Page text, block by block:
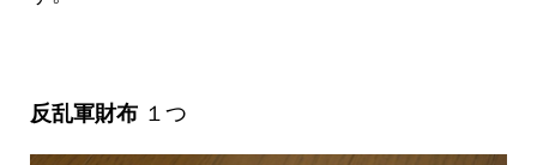
反乱軍財布 １つ